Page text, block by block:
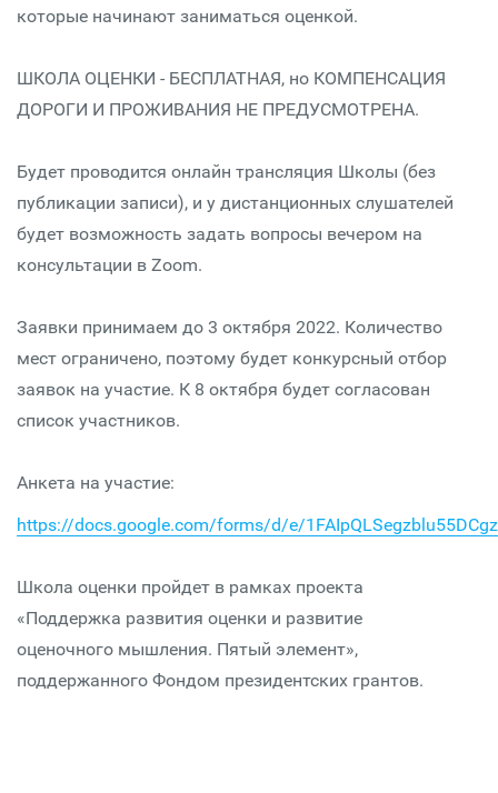
которые начинают заниматься оценкой.
ШКОЛА ОЦЕНКИ - БЕСПЛАТНАЯ, но КОМПЕНСАЦИЯ
ДОРОГИ И ПРОЖИВАНИЯ НЕ ПРЕДУСМОТРЕНА.
Будет проводится онлайн трансляция Школы (без
публикации записи), и у дистанционных слушателей
будет возможность задать вопросы вечером на
консультации в Zoom.
Заявки принимаем до 3 октября 2022. Количество
мест ограничено, поэтому будет конкурсный отбор
заявок на участие. К 8 октября будет согласован
список участников.
Анкета на участие:
https://docs.google.com/forms/d/e/
Школа оценки пройдет в рамках проекта
«Поддержка развития оценки и развитие
оценочного мышления. Пятый элемент»,
поддержанного Фондом президентских грантов.